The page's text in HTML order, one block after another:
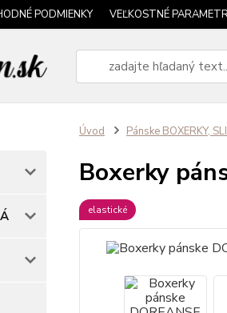
PODMIENKY VEĽKOSTNÉ
Úvod Pánske BOXERKY,
Boxerky
elastické